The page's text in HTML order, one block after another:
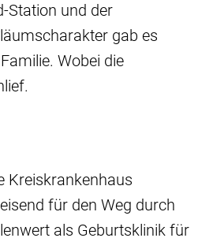
Station und der
gab es
Wobei die
Kreiskrankenhaus
für den Weg durch
als Geburtsklinik für